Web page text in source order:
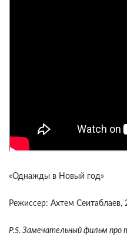
«Однажды в Новый год»
Режиссер: Ахтем Сеитаблаев,
P.S. Замечательный фильм про